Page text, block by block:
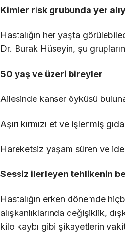
Kimler risk grubunda yer
Hastalığın her yaşta
Dr. Burak Hüseyin, şu
50 yaş ve üzeri bireyler
Ailesinde kanser öyküsü
Aşırı kırmızı et ve işlenmiş
Hareketsiz yaşam süren ve
Sessiz ilerleyen tehlikenin
Hastalığın erken dönemde
alışkanlıklarında değişiklik,
kilo kaybı gibi şikayetlerin